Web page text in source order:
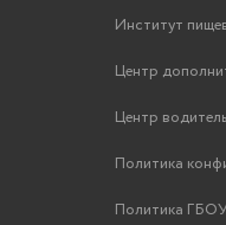
Институт
Центр
Центр
Политика
Политика